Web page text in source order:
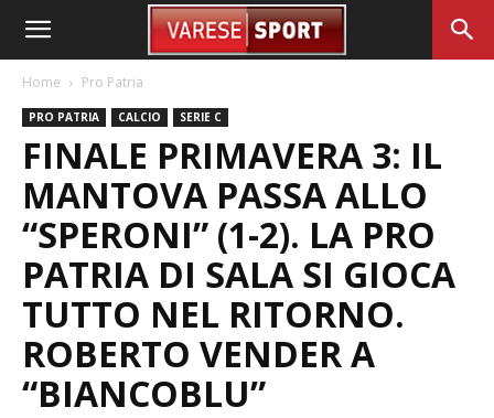
Home Pro Patria
PRO PATRIA CALCIO SERIE C
FINALE PRIMAVERA 3: IL
MANTOVA PASSA ALLO
“SPERONI” (1-2). LA PRO
PATRIA DI SALA SI GIOCA
TUTTO NEL RITORNO.
ROBERTO VENDER A
“BIANCOBLU”